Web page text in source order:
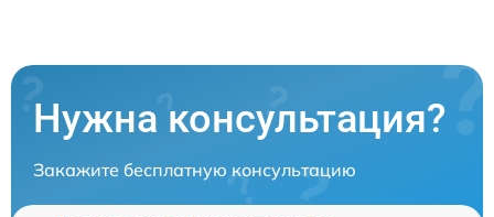
Нужна консультация?
Закажите бесплатную консультацию